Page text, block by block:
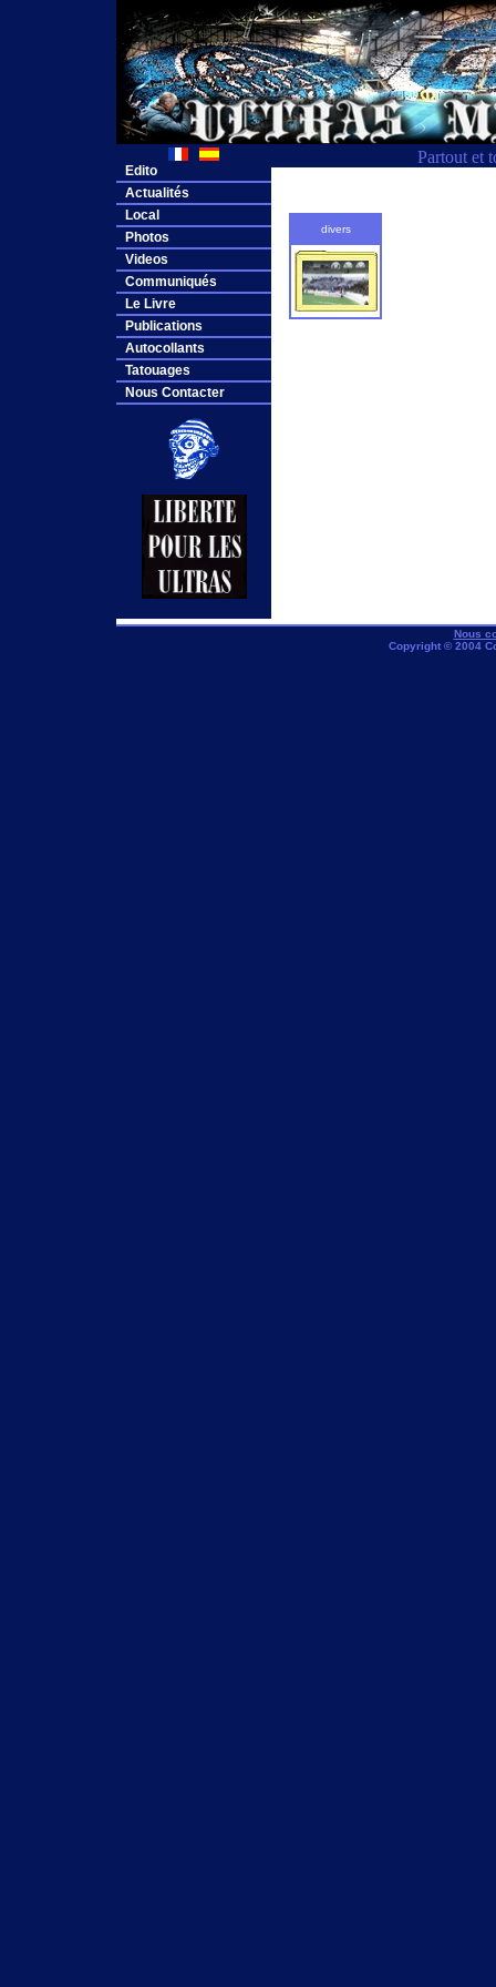
Partout et
Edito
Actualités
Local
Photos
Videos
Communiqués
Le Livre
Publications
Autocollants
Tatouages
Nous Contacter
divers
Nous
Copyright © 2004